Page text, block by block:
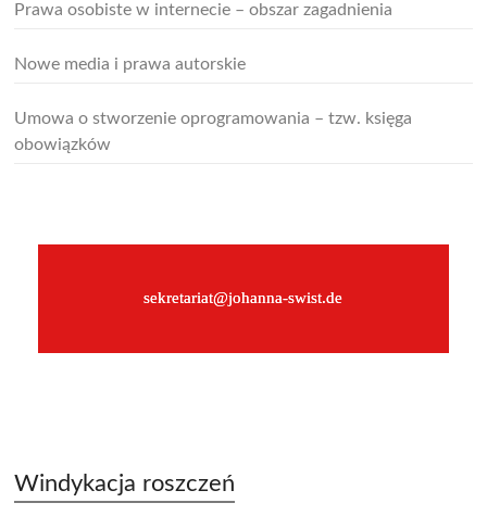
Prawa osobiste w internecie – obszar zagadnienia
Nowe media i prawa autorskie
Umowa o stworzenie oprogramowania – tzw. księga
obowiązków
sekretariat@johanna-swist.de
Windykacja roszczeń